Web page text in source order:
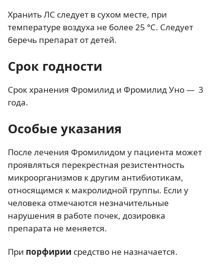
Хранить ЛС следует в сухом месте, при
температуре воздуха не более 25 °C. Следует
беречь препарат от детей.
Срок годности
Срок хранения Фромилид и Фромилид Уно — 3
года.
Особые указания
После лечения Фромилидом у пациента может
проявляться перекрестная резистентность
микроорганизмов к другим антибиотикам,
относящимся к макролидной группы. Если у
человека отмечаются незначительные
нарушения в работе почек, дозировка
препарата не меняется.
При порфирии средство не назначается.